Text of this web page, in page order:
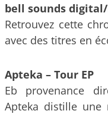
bell sounds
Retrouvez cette
avec des titres en
Apteka – Tour EP
Eb provenance
Apteka distille une